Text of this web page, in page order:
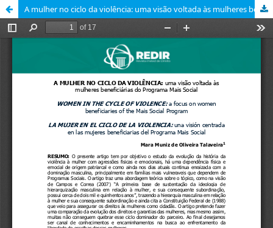
A mulher no ciclo da violência: uma visão voltada às mulheres beneficiárias do Programa Mais Social